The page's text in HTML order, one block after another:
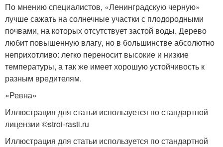
По мнению специалистов, «Ленинградскую черную»
лучше сажать на солнечные участки с плодородными
почвами, на которых отсутствует застой воды. Дерево
любит повышенную влагу, но в большинстве абсолютно
неприхотливо: легко переносит высокие и низкие
температуры, а так же имеет хорошую устойчивость к
разным вредителям.
«Ревна»
Иллюстрация для статьи используется по стандартной
лицензии ©stroi-rasti.ru
Иллюстрация для статьи используется по стандартной